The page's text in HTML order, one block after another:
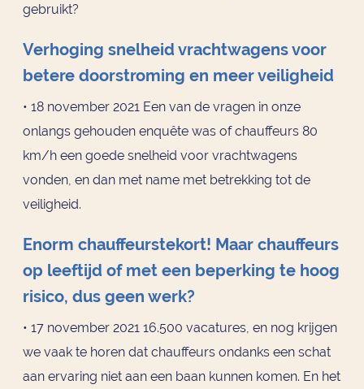
gebruikt?
Verhoging snelheid vrachtwagens voor
betere doorstroming en meer veiligheid
• 18 november 2021 Een van de vragen in onze
onlangs gehouden enquête was of chauffeurs 80
km/h een goede snelheid voor vrachtwagens
vonden, en dan met name met betrekking tot de
veiligheid.
Enorm chauffeurstekort! Maar chauffeurs
op leeftijd of met een beperking te hoog
risico, dus geen werk?
• 17 november 2021 16.500 vacatures, en nog krijgen
we vaak te horen dat chauffeurs ondanks een schat
aan ervaring niet aan een baan kunnen komen. En het